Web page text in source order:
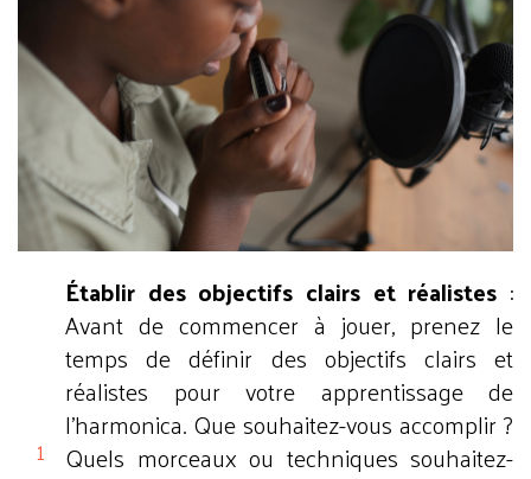
Établir des objectifs clairs et réalistes :
Avant de commencer à jouer, prenez le
temps de définir des objectifs clairs et
réalistes pour votre apprentissage de
l'harmonica. Que souhaitez-vous accomplir ?
Quels morceaux ou techniques souhaitez-